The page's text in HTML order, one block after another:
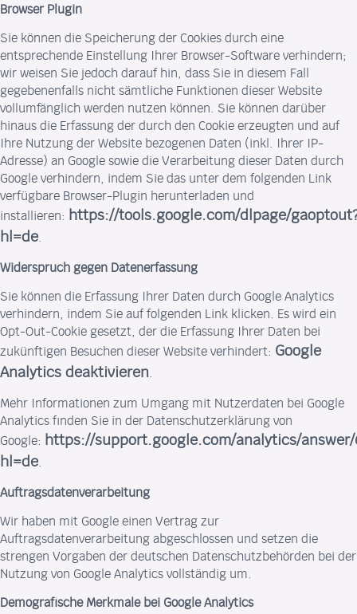
Browser Plugin
Sie können die Speicherung der Cookies durch eine
entsprechende Einstellung Ihrer Browser-Software verhindern;
wir weisen Sie jedoch darauf hin, dass Sie in diesem Fall
gegebenenfalls nicht sämtliche Funktionen dieser Website
vollumfänglich werden nutzen können. Sie können darüber
hinaus die Erfassung der durch den Cookie erzeugten und auf
Ihre Nutzung der Website bezogenen Daten (inkl. Ihrer IP-
Adresse) an Google sowie die Verarbeitung dieser Daten durch
Google verhindern, indem Sie das unter dem folgenden Link
verfügbare Browser-Plugin herunterladen und
installieren: https://tools.google.com/dlpage/
hl=de.
Widerspruch gegen Datenerfassung
Sie können die Erfassung Ihrer Daten durch Google Analytics
verhindern, indem Sie auf folgenden Link klicken. Es wird ein
Opt-Out-Cookie gesetzt, der die Erfassung Ihrer Daten bei
zukünftigen Besuchen dieser Website verhindert: Google
Analytics deaktivieren.
Mehr Informationen zum Umgang mit Nutzerdaten bei Google
Analytics finden Sie in der Datenschutzerklärung von
Google: https://support.google.com/analytics/answer/
hl=de.
Auftragsdatenverarbeitung
Wir haben mit Google einen Vertrag zur
Auftragsdatenverarbeitung abgeschlossen und setzen die
strengen Vorgaben der deutschen Datenschutzbehörden bei der
Nutzung von Google Analytics vollständig um.
Demografische Merkmale bei Google Analytics